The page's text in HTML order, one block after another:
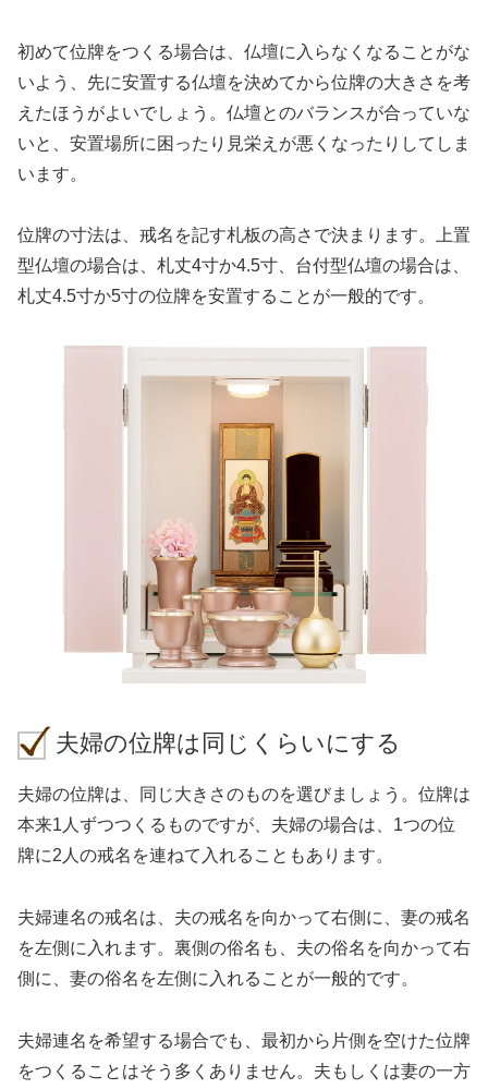
初めて位牌をつくる場合は、仏壇に入らなくなることがな
いよう、先に安置する仏壇を決めてから位牌の大きさを考
えたほうがよいでしょう。仏壇とのバランスが合っていな
いと、安置場所に困ったり見栄えが悪くなったりしてしま
います。
位牌の寸法は、戒名を記す札板の高さで決まります。上置
型仏壇の場合は、札丈4寸か4.5寸、台付型仏壇の場合は、
札丈4.5寸か5寸の位牌を安置することが一般的です。
夫婦の位牌は同じくらいにする
夫婦の位牌は、同じ大きさのものを選びましょう。位牌は
本来1人ずつつくるものですが、夫婦の場合は、1つの位
牌に2人の戒名を連ねて入れることもあります。
夫婦連名の戒名は、夫の戒名を向かって右側に、妻の戒名
を左側に入れます。裏側の俗名も、夫の俗名を向かって右
側に、妻の俗名を左側に入れることが一般的です。
夫婦連名を希望する場合でも、最初から片側を空けた位牌
をつくることはそう多くありません。夫もしくは妻の一方